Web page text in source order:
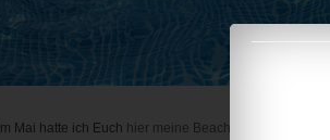
Im Mai hatte ich Euch hier meine Beach Essentiales